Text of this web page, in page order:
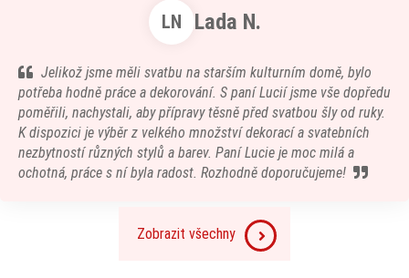
LN Lada N.
Jelikož jsme měli svatbu na starším kulturním domě, bylo
potřeba hodně práce a dekorování. S paní Lucií jsme vše dopředu
poměřili, nachystali, aby přípravy těsně před svatbou šly od ruky.
K dispozici je výběr z velkého množství dekorací a svatebních
nezbytností různých stylů a barev. Paní Lucie je moc milá a
ochotná, práce s ní byla radost. Rozhodně doporučujeme!
Zobrazit všechny